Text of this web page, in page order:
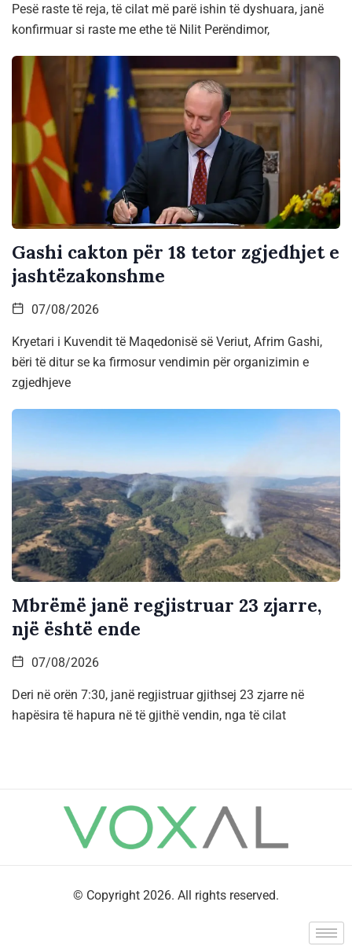
Pesë raste të reja, të cilat më parë ishin të dyshuara, janë
konfirmuar si raste me ethe të Nilit Perëndimor,
Gashi cakton për 18 tetor zgjedhjet e
jashtëzakonshme
07/08/2026
Kryetari i Kuvendit të Maqedonisë së Veriut, Afrim Gashi,
bëri të ditur se ka firmosur vendimin për organizimin e
zgjedhjeve
Mbrëmë janë regjistruar 23 zjarre,
një është ende
07/08/2026
Deri në orën 7:30, janë regjistruar gjithsej 23 zjarre në
hapësira të hapura në të gjithë vendin, nga të cilat
© Copyright 2026. All rights reserved.